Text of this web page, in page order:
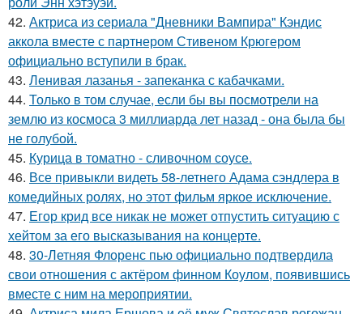
42. Актриса из сериала "Дневники Вампира" Кэндис
аккола вместе с партнером Стивеном Крюгером
официально вступили в брак.
43. Ленивая лазанья - запеканка с кабачками.
44. Только в том случае, если бы вы посмотрели на
землю из космоса 3 миллиарда лет назад - она была бы
не голубой.
45. Курица в томатно - сливочном соусе.
46. Все привыкли видеть 58-летнего Адама сэндлера в
комедийных ролях, но этот фильм яркое исключение.
47. Егор крид все никак не может отпустить ситуацию с
хейтом за его высказывания на концерте.
48. 30-Летняя Флоренс пью официально подтвердила
свои отношения с актёром финном Коулом, появившись
вместе с ним на мероприятии.